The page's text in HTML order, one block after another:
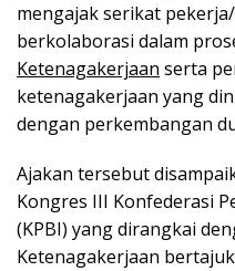
mengajak serikat
berkolaborasi dalam
Ketenagakerjaan serta
ketenagakerjaan yang
dengan perkembangan
Ajakan tersebut
Kongres III Konfederasi
(KPBI) yang dirangkai
Ketenagakerjaan